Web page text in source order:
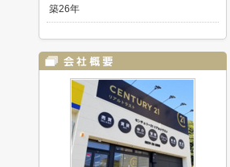
築26年